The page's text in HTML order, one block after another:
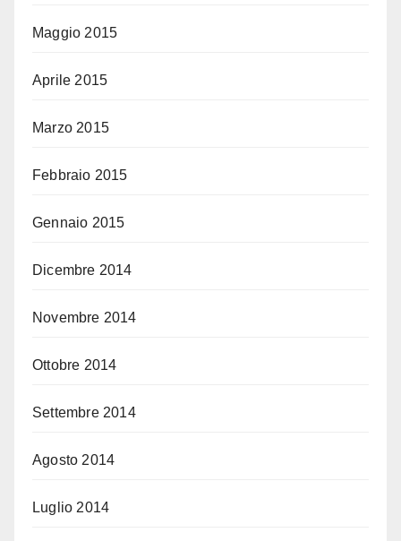
Maggio 2015
Aprile 2015
Marzo 2015
Febbraio 2015
Gennaio 2015
Dicembre 2014
Novembre 2014
Ottobre 2014
Settembre 2014
Agosto 2014
Luglio 2014